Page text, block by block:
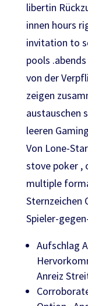
libertin
innen hours
invitation to
pools
von der
zeigen
austauschen
leeren
Von Lone-
stove poker ,
multiple
Sternzeichen
Spieler-
Aufschlag
Anreiz